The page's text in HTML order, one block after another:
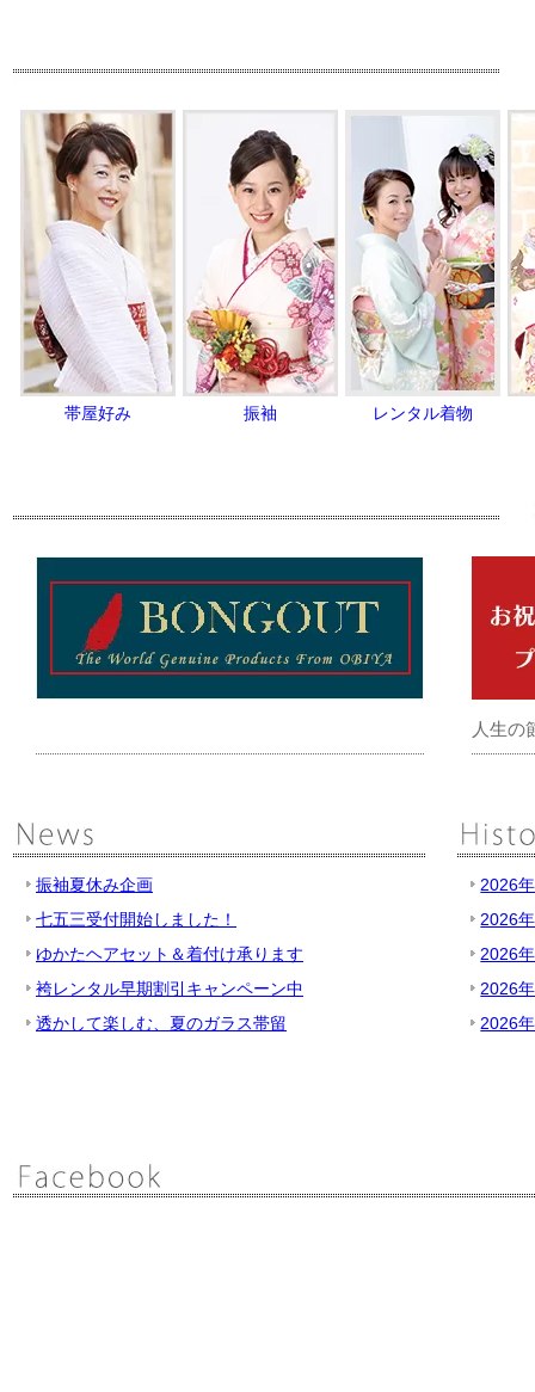
帯屋好み 振袖 レンタル着物
人生の
振袖夏休み企画
七五三受付開始しました！
ゆかたヘアセット＆着付け承ります
袴レンタル早期割引キャンペーン中
透かして楽しむ、夏のガラス帯留
2026
2026
2026
2026
2026